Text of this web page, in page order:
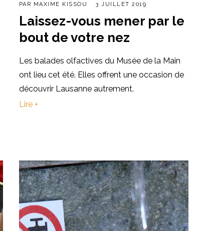
PAR MAXIME KISSOU 3 JUILLET 2019
Laissez-vous mener par le
bout de votre nez
Les balades olfactives du Musée de la Main
ont lieu cet été. Elles offrent une occasion de
découvrir Lausanne autrement.
Lire +